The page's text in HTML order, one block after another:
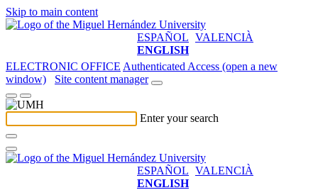
Skip to main content
ESPAÑOL VALENCIÀ
ENGLISH
ELECTRONIC OFFICE Authenticated Access (open a new
window)
Site content manager
Enter your search
ESPAÑOL VALENCIÀ
ENGLISH